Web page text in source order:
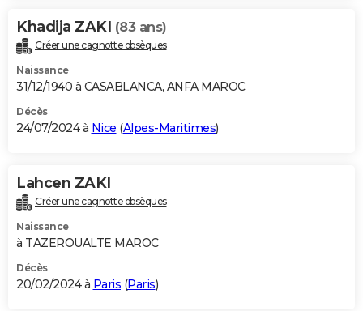
Khadija ZAKI (83 ans)
Créer une cagnotte obsèques
Naissance
31/12/1940 à CASABLANCA, ANFA MAROC
Décès
24/07/2024 à Nice (Alpes-Maritimes)
Lahcen ZAKI
Créer une cagnotte obsèques
Naissance
à TAZEROUALTE MAROC
Décès
20/02/2024 à Paris (Paris)